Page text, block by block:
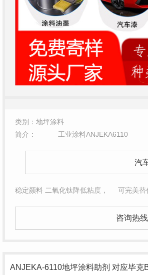
类别：地坪涂料
简介：
工业涂料ANJEKA6110
汽
稳定颜料 二氧化钛降低粘度， 可完美替
咨询热线
ANJEKA-6110地坪涂料助剂 对应毕克